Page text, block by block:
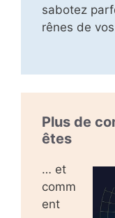
sabotez
rênes de
Plus de
êtes
… et
comm
ent